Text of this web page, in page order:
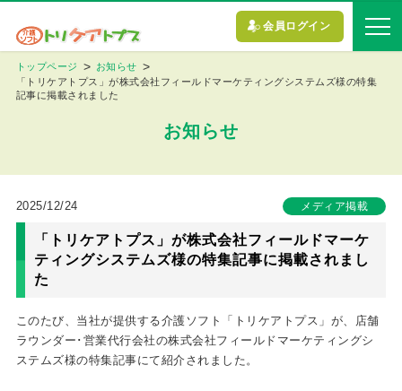
会員ログイン
トップページ
お知らせ
「トリケアトプス」が株式会社フィールドマーケティングシステムズ様の特集
記事に掲載されました
お知らせ
2025/12/24 メディア掲載
「トリケアトプス」が株式会社フィールドマーケ
ティングシステムズ様の特集記事に掲載されまし
た
このたび、当社が提供する介護ソフト「トリケアトプス」が、店舗
ラウンダー･営業代行会社の株式会社フィールドマーケティングシ
ステムズ様の特集記事にて紹介されました。